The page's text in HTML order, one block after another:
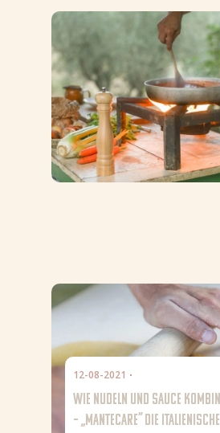
12-08-2021
WIE NUDELN UND SAUCE
– „MANTECARE“ DIE